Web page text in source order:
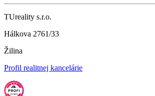
TUreality s.r.o.
Hálkova 2761/33
Žilina
Profil realitnej kancelárie